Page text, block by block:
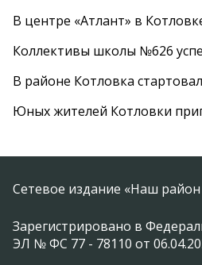
В центре «Атлант» в
Коллективы школы №626
В районе Котловка
Юных жителей Котловки
Сетевое издание «Наш
Зарегистрировано в
ЭЛ № ФС 77 - 78110 от